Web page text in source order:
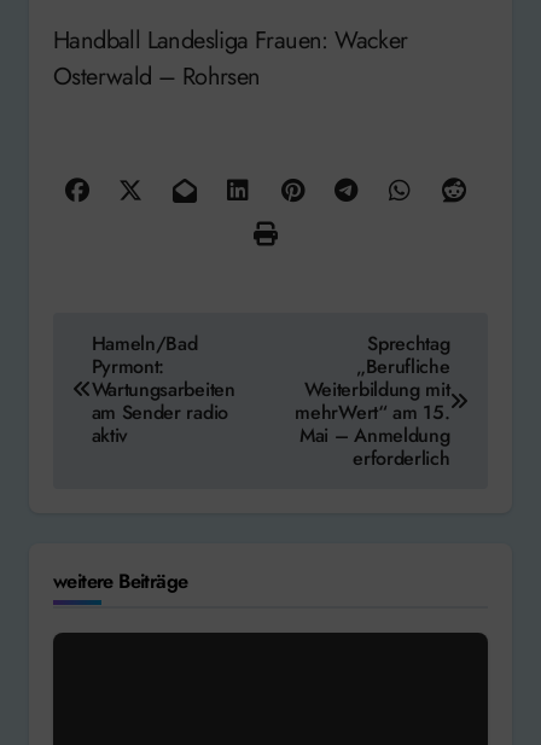
Handball Landesliga Frauen: Wacker
Osterwald – Rohrsen
Hameln/Bad
Pyrmont:
Wartungsarbeiten
am Sender radio
aktiv
Sprechtag
„Berufliche
Weiterbildung mit
mehrWert“ am 15.
Mai – Anmeldung
erforderlich
weitere Beiträge